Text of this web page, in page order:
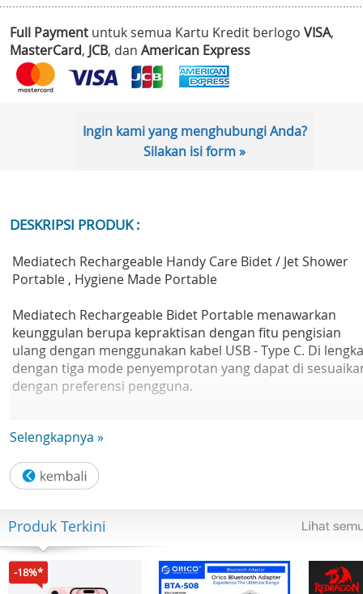
Full Payment untuk semua Kartu Kredit berlogo VISA,
MasterCard, JCB, dan American Express
Ingin kami yang menghubungi Anda?
Silakan isi form »
DESKRIPSI PRODUK :
Mediatech Rechargeable Handy Care Bidet / Jet Shower
Portable , Hygiene Made Portable
Mediatech Rechargeable Bidet Portable menawarkan
keunggulan berupa kepraktisan dengan fitu pengisian
ulang dengan menggunakan kabel USB - Type C. Di
dengan tiga mode penyemprotan yang dapat di
dengan preferensi pengguna.
White, Sakura Pink, Midnight Grey & Lime Green,
pribadi ini. Dengan daya tahan baterai yang handal dan
pilihan warna yg menarik, Bidet Portable Mediatech
solusi modern untuk kebersihan pribadi yang efisien &
stylish ketika anda bepergian baik di luar negeri yang
ada bidet / jet shower di toilet nya ataupun jalan jalan ke
gunung yang susah untuk jangkau toilet umum nya.
Selengkapnya »
Produk Terkini
-18%*